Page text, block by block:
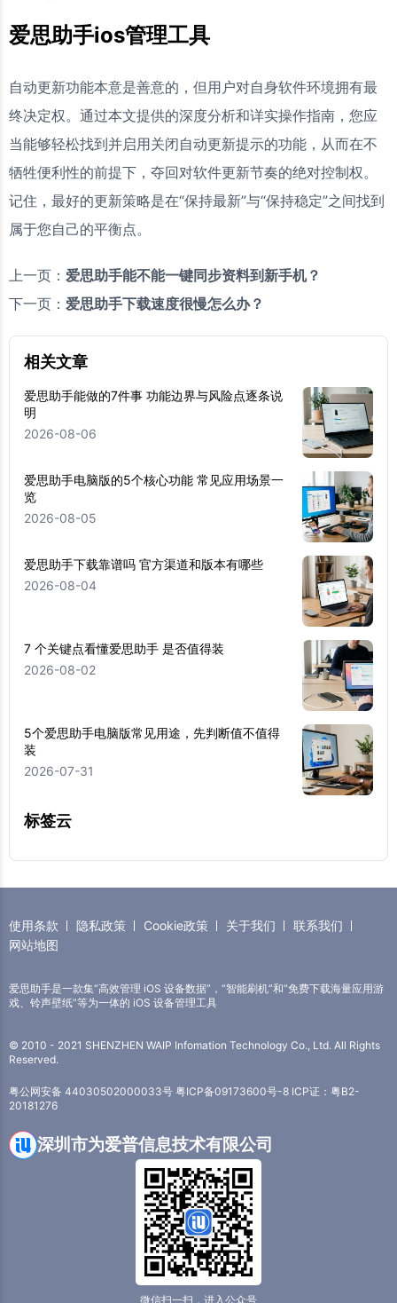
爱思助手ios管理工具
自动更新功能本意是善意的，但用户对自身软件环境拥有最
终决定权。通过本文提供的深度分析和详实操作指南，您应
当能够轻松找到并启用关闭自动更新提示的功能，从而在不
牺牲便利性的前提下，夺回对软件更新节奏的绝对控制权。
记住，最好的更新策略是在“保持最新”与“保持稳定”之间找到
属于您自己的平衡点。
上一页： 爱思助手能不能一键同步资料到新手机？
下一页： 爱思助手下载速度很慢怎么办？
相关文章
爱思助手能做的7件事 功能边界与风险点逐条说
明
2026-08-06
爱思助手电脑版的5个核心功能 常见应用场景一
览
2026-08-05
爱思助手下载靠谱吗 官方渠道和版本有哪些
2026-08-04
7 个关键点看懂爱思助手 是否值得装
2026-08-02
5个爱思助手电脑版常见用途，先判断值不值得
装
2026-07-31
标签云
使用条款 隐私政策 Cookie政策 关于我们
联系我们
网站地图
爱思助手是一款集“高效管理 iOS 设备数据”，“智能刷机”和“免费下载海量应用游
戏、铃声壁纸”等为一体的 iOS 设备管理工具
© 2010 - 2021 SHENZHEN WAIP Infomation Technology Co., Ltd. All Rights
Reserved.
粤公网安备 44030502000033号 粤ICP备09173600号-8 ICP证：粤B2-
20181276
深圳市为爱普信息技术有限公司
微信扫一扫，进入公众号